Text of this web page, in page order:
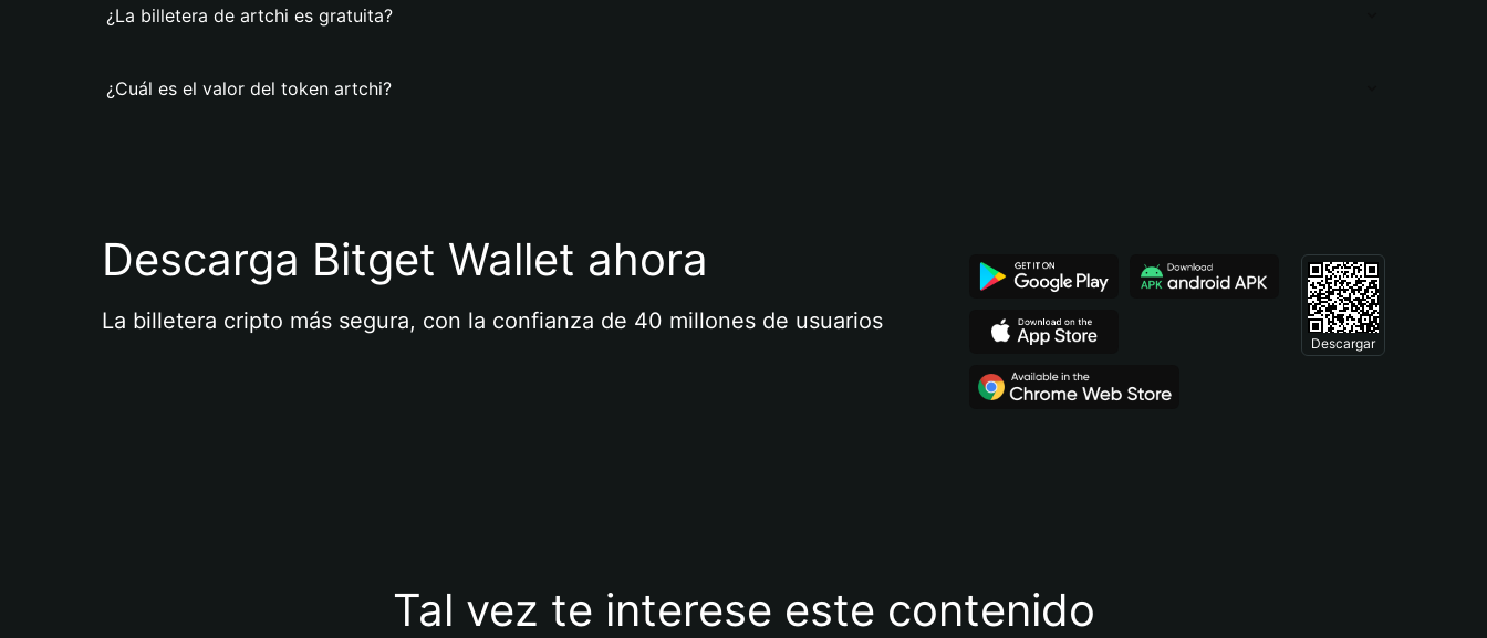
¿La billetera de artchi es gratuita?
¿Cuál es el valor del token artchi?
Descarga Bitget Wallet ahora
La billetera cripto más segura, con la confianza de 40 millones de usuarios
Descargar
Tal vez te interese este contenido